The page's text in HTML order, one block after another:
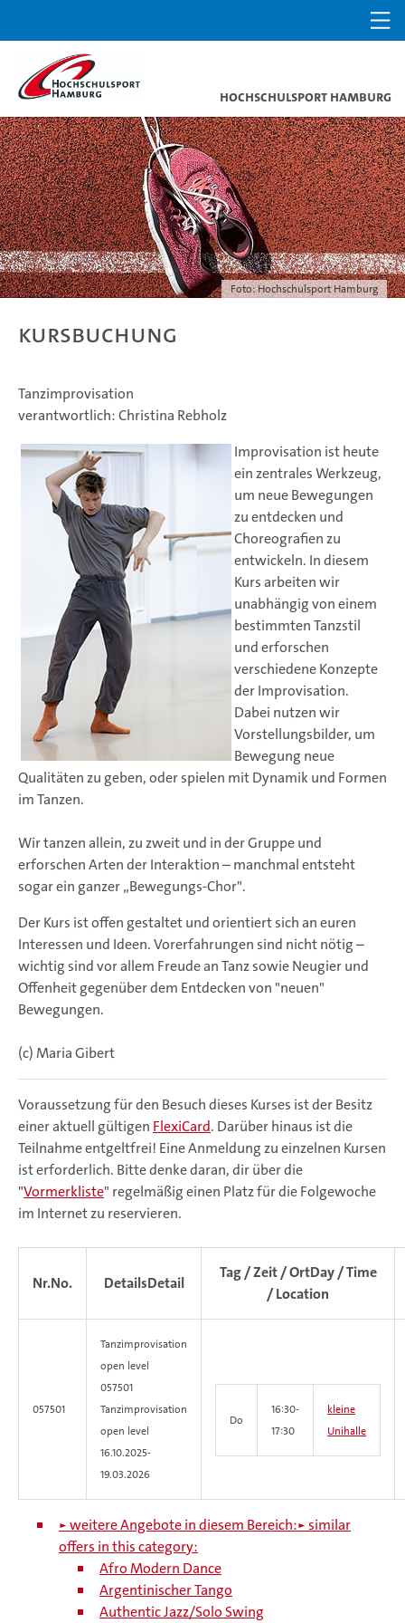
Hochschulsport Hamburg
Foto: Hochschulsport Hamburg
Kursbuchung
Tanzimprovisation
verantwortlich: Christina Rebholz
Improvisation ist heute
ein zentrales Werkzeug,
um neue Bewegungen
zu entdecken und
Choreografien zu
entwickeln. In diesem
Kurs arbeiten wir
unabhängig von einem
bestimmten Tanzstil
und erforschen
verschiedene Konzepte
der Improvisation.
Dabei nutzen wir
Vorstellungsbilder, um
Bewegung neue
Qualitäten zu geben, oder spielen mit Dynamik und Formen
im Tanzen.
Wir tanzen allein, zu zweit und in der Gruppe und
erforschen Arten der Interaktion – manchmal entsteht
sogar ein ganzer „Bewegungs-Chor".
Der Kurs ist offen gestaltet und orientiert sich an euren
Interessen und Ideen. Vorerfahrungen sind nicht nötig –
wichtig sind vor allem Freude an Tanz sowie Neugier und
Offenheit gegenüber dem Entdecken von "neuen"
Bewegungen.
(c) Maria Gibert
Voraussetzung für den Besuch dieses Kurses ist der Besitz
einer aktuell gültigen FlexiCard. Darüber hinaus ist die
Teilnahme entgeltfrei! Eine Anmeldung zu einzelnen Kursen
ist erforderlich. Bitte denke daran, dir über die
"Vormerkliste" regelmäßig einen Platz für die Folgewoche
im Internet zu reservieren.
Nr.No. DetailsDetail
Tag / Zeit / OrtDay / Time
/ Location
057501
Tanzimprovisation
open level
057501
Tanzimprovisation
open level
16.10.2025-
19.03.2026
Do
16:30-
17:30
kleine
Unihalle
► weitere Angebote in diesem Bereich:► similar
offers in this category:
Afro Modern Dance
Argentinischer Tango
Authentic Jazz/Solo Swing